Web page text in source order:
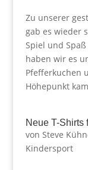
Zu unserer
gab es wieder
Spiel und
haben wir es
Pfefferkuchen
Höhepunkt
Neue T-Shirts
von Steve
Kindersport